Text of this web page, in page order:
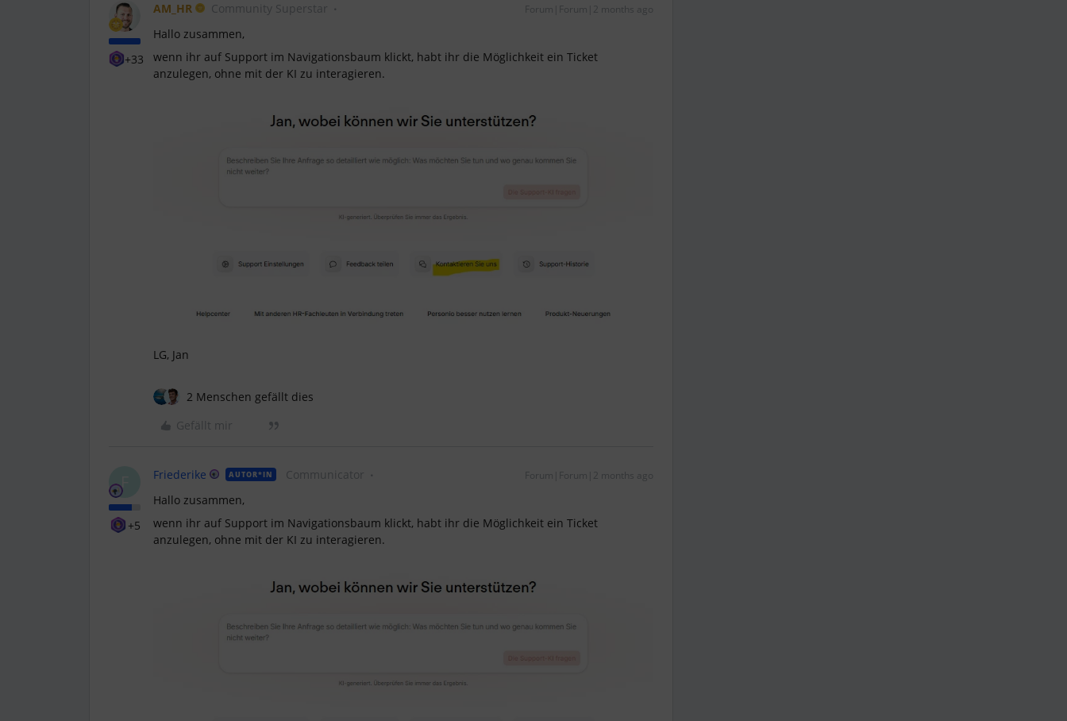
+33
AM_HR Community Superstar Forum|Forum|2 months ago
Hallo zusammen,
wenn ihr auf Support im Navigationsbaum klickt, habt ihr die Möglichkeit ein Ticket
anzulegen, ohne mit der KI zu interagieren.
LG, Jan
2 Menschen gefällt dies
Gefällt mir
F
+5
Friederike AUTOR*IN Communicator Forum|Forum|2 months ago
Hallo zusammen,
wenn ihr auf Support im Navigationsbaum klickt, habt ihr die Möglichkeit ein Ticket
anzulegen, ohne mit der KI zu interagieren.